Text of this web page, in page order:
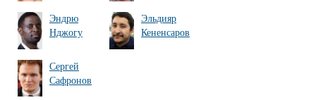
Эндрю
Нджогу
Эльдияр
Кененсаров
Сергей
Сафронов